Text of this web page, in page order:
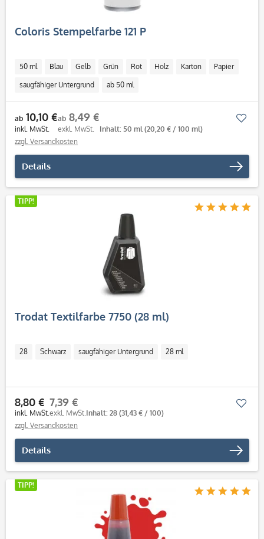
Coloris Stempelfarbe 121 P
50 ml Blau Gelb Grün Rot Holz Karton Papier
saugfähiger Untergrund ab 50 ml
ab 10,10 €
inkl. MwSt.
ab 8,49 €
exkl. MwSt. Inhalt: 50 ml (20,20 € / 100 ml)
zzgl. Versandkosten
Details
TIPP!
Trodat Textilfarbe 7750 (28 ml)
28 Schwarz saugfähiger Untergrund 28 ml
8,80 €
inkl. MwSt.
7,39 €
exkl. MwSt.Inhalt: 28 (31,43 € / 100)
zzgl. Versandkosten
Details
TIPP!